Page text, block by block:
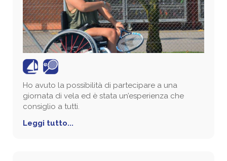
Ho avuto la possibilità di partecipare a una
giornata di vela ed è stata un’esperienza che
consiglio a tutti.
Leggi tutto...